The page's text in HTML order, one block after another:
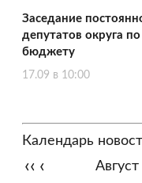
Заседание
депутатов округа
бюджету
17.09 в 10:00
Календарь
‹‹ ‹ Август